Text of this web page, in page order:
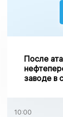
После
заводе в
10:00